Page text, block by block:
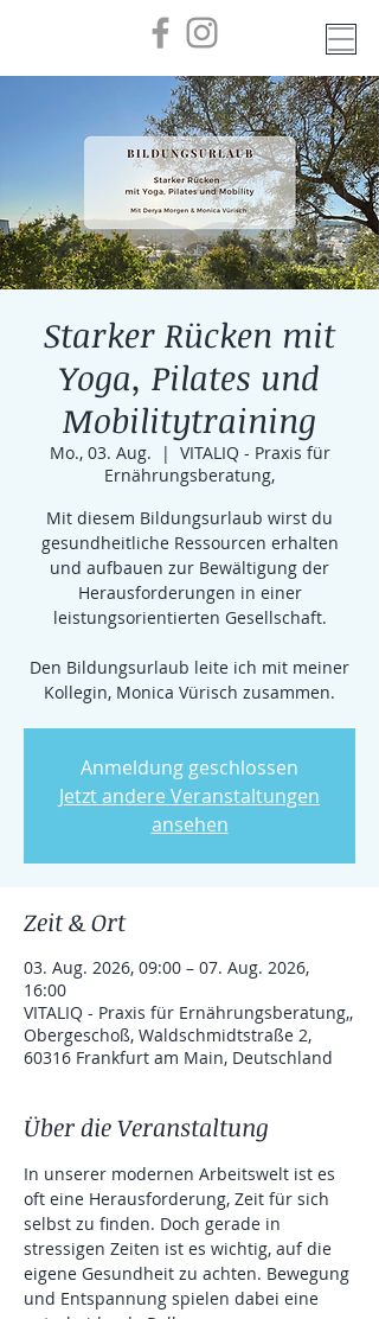
Starker Rücken mit
Yoga, Pilates und
Mobilitytraining
Mo., 03. Aug.
  |
VITALIQ - Praxis für
Ernährungsberatung,
Mit diesem Bildungsurlaub wirst du
gesundheitliche Ressourcen erhalten
und aufbauen zur Bewältigung der
Herausforderungen in einer
leistungsorientierten Gesellschaft.
Den Bildungsurlaub leite ich mit meiner
Kollegin, Monica Vürisch zusammen.
Anmeldung geschlossen
Jetzt andere Veranstaltungen
ansehen
Zeit & Ort
03. Aug. 2026, 09:00 – 07. Aug. 2026,
16:00
VITALIQ - Praxis für Ernährungsberatung,,
Obergeschoß, Waldschmidtstraße 2,
60316 Frankfurt am Main, Deutschland
Über die Veranstaltung
In unserer modernen Arbeitswelt ist es
oft eine Herausforderung, Zeit für sich
selbst zu finden. Doch gerade in
stressigen Zeiten ist es wichtig, auf die
eigene Gesundheit zu achten. Bewegung
und Entspannung spielen dabei eine